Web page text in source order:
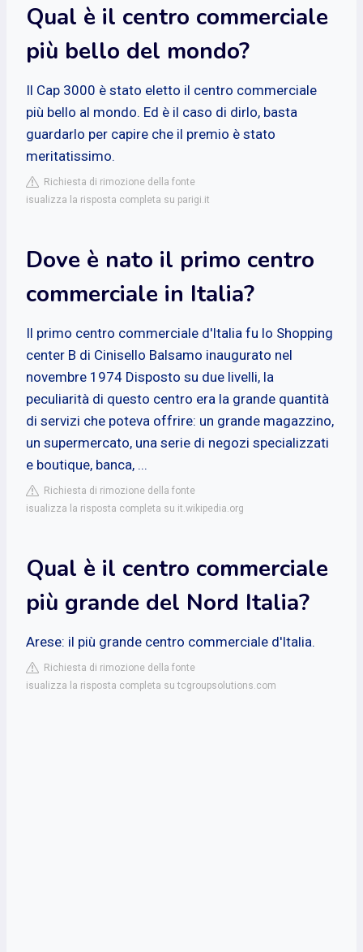
Qual è il centro commerciale
più bello del mondo?
Il Cap 3000 è stato eletto il centro commerciale
più bello al mondo. Ed è il caso di dirlo, basta
guardarlo per capire che il premio è stato
meritatissimo.
Richiesta di rimozione della fonte
isualizza la risposta completa su parigi.it
Dove è nato il primo centro
commerciale in Italia?
Il primo centro commerciale d'Italia fu lo Shopping
center B di Cinisello Balsamo inaugurato nel
novembre 1974 Disposto su due livelli, la
peculiarità di questo centro era la grande quantità
di servizi che poteva offrire: un grande magazzino,
un supermercato, una serie di negozi specializzati
e boutique, banca, ...
Richiesta di rimozione della fonte
isualizza la risposta completa su it.wikipedia.org
Qual è il centro commerciale
più grande del Nord Italia?
Arese: il più grande centro commerciale d'Italia.
Richiesta di rimozione della fonte
isualizza la risposta completa su tcgroupsolutions.com